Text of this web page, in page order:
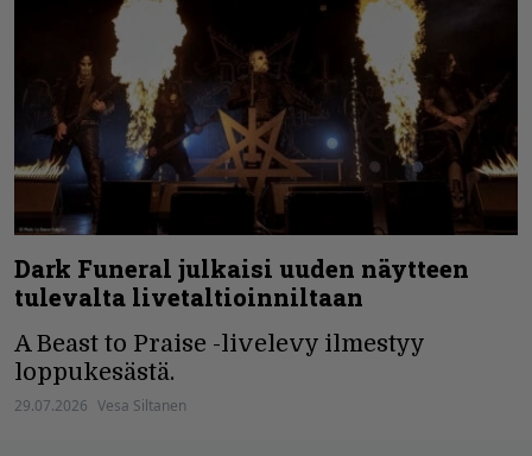
Dark Funeral julkaisi uuden näytteen
tulevalta livetaltioinniltaan
A Beast to Praise -livelevy ilmestyy
loppukesästä.
29.07.2026 Vesa Siltanen